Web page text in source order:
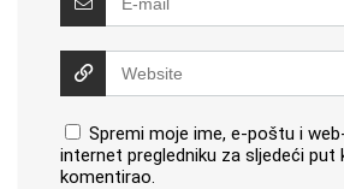
Spremi moje ime, e-poštu i
internet pregledniku za sljedeći put
komentirao.